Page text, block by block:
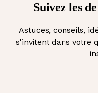
Suivez les
Astuces, conseils,
s'invitent dans votre